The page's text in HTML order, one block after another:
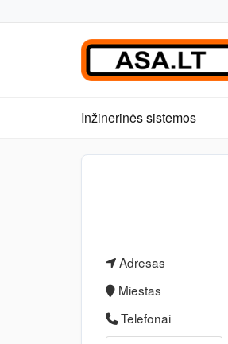
Inžinerinės sistemos
Adresas
Miestas
Telefonai